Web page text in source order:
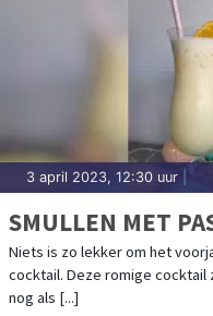
3 april 2023, 12:30 uur
SMULLEN MET
Niets is zo lekker om het
cocktail. Deze romige cocktail
nog als [...]